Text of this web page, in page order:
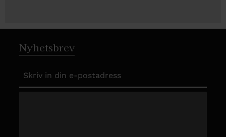
Nyhetsbrev